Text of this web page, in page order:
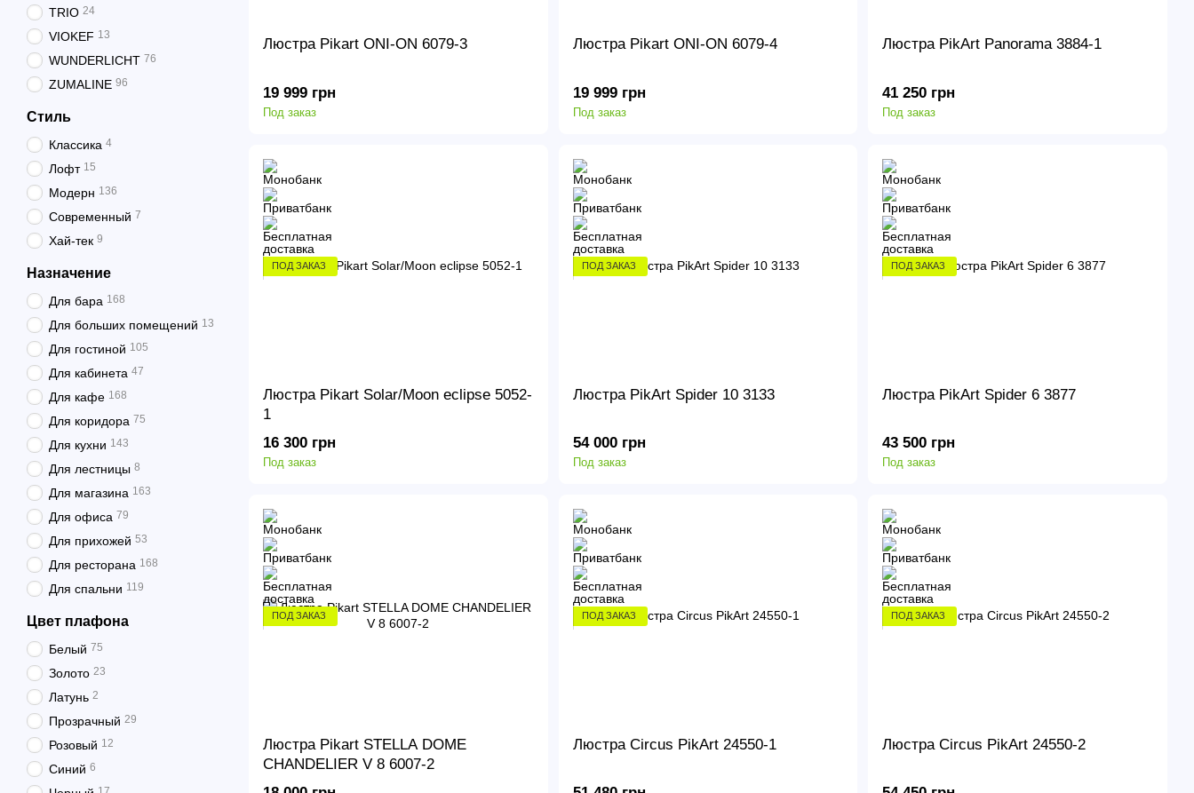
Люстра Pikart ONI-ON 6079-3
19 999 грн
Под заказ
Люстра Pikart ONI-ON 6079-4
19 999 грн
Под заказ
Люстра PikArt Panorama 3884-1
41 250 грн
Под заказ
ПОД ЗАКАЗ
Люстра Pikart Solar/Moon eclipse 5052-
1
16 300 грн
Под заказ
ПОД ЗАКАЗ
Люстра PikArt Spider 10 3133
54 000 грн
Под заказ
ПОД ЗАКАЗ
Люстра PikArt Spider 6 3877
43 500 грн
Под заказ
ПОД ЗАКАЗ
Люстра Pikart STELLA DOME
CHANDELIER V 8 6007-2
ПОД ЗАКАЗ
Люстра Circus PikArt 24550-1
ПОД ЗАКАЗ
Люстра Circus PikArt 24550-2
TRIO 24
VIOKEF 13
WUNDERLICHT 76
ZUMALINE 96
Стиль
Классика 4
Лофт 15
Модерн 136
Современный 7
Хай-тек 9
Назначение
Для бара 168
Для больших помещений 13
Для гостиной 105
Для кабинета 47
Для кафе 168
Для коридора 75
Для кухни 143
Для лестницы 8
Для магазина 163
Для офиса 79
Для прихожей 53
Для ресторана 168
Для спальни 119
Цвет плафона
Белый 75
Золото 23
Латунь 2
Прозрачный 29
Розовый 12
Синий 6